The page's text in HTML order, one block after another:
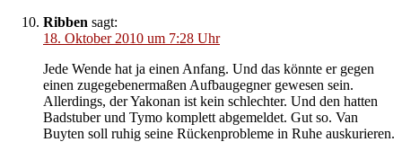
Ribben sagt:
18. Oktober 2010 um 7:28 Uhr
Jede Wende hat ja einen Anfang. Und das könnte er gegen
einen zugegebenermaßen Aufbaugegner gewesen sein.
Allerdings, der Yakonan ist kein schlechter. Und den hatten
Badstuber und Tymo komplett abgemeldet. Gut so. Van
Buyten soll ruhig seine Rückenprobleme in Ruhe auskurieren.